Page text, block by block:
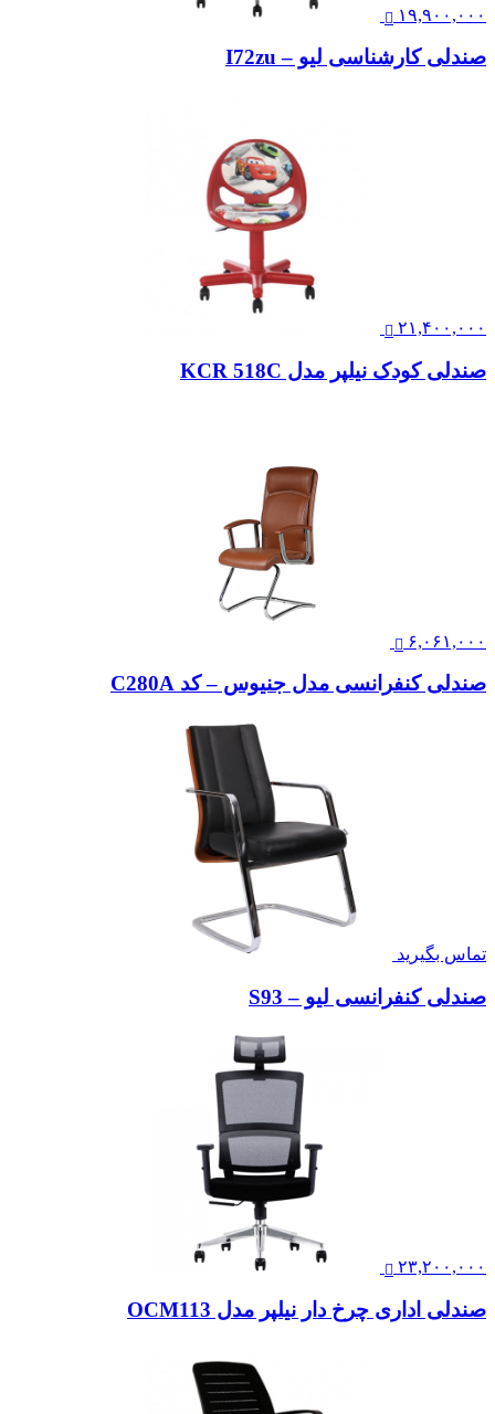
۱۹,۹۰۰,۰۰۰
صندلی کارشناسی لیو – I72zu
۲۱,۴۰۰,۰۰۰
صندلی کودک نیلپر مدل KCR 518C
۶,۰۶۱,۰۰۰
صندلی کنفرانسی مدل جنیوس – کد C280A
تماس بگیرید
صندلی کنفرانسی لیو – S93
۲۳,۲۰۰,۰۰۰
صندلی اداری چرخ دار نیلپر مدل OCM113